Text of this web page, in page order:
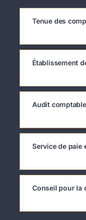
Tenue des
Établissement
Audit
Service de paie
Conseil pour la